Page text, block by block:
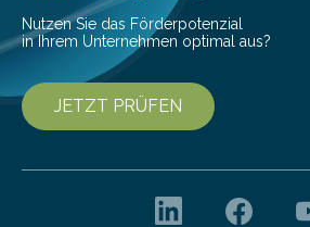
Nutzen Sie das Förderpotenzial
in Ihrem Unternehmen optimal aus?
JETZT PRÜFEN